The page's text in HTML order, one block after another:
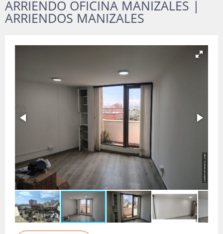
ARRIENDO OFICINA MANIZALES |
ARRIENDOS MANIZALES